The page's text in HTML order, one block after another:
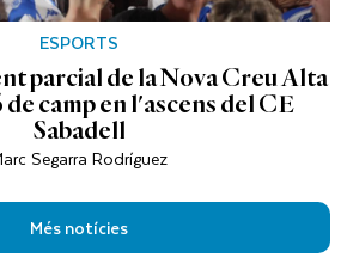
ESPORTS
parcial de la Nova Creu Alta
camp en l'ascens del CE
Sabadell
Segarra Rodríguez
Més notícies